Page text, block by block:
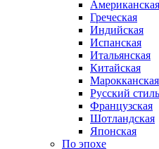
Американская
Греческая
Индийская
Испанская
Итальянская
Китайская
Марокканская
Русский стиль
Французская
Шотландская
Японская
По эпохе